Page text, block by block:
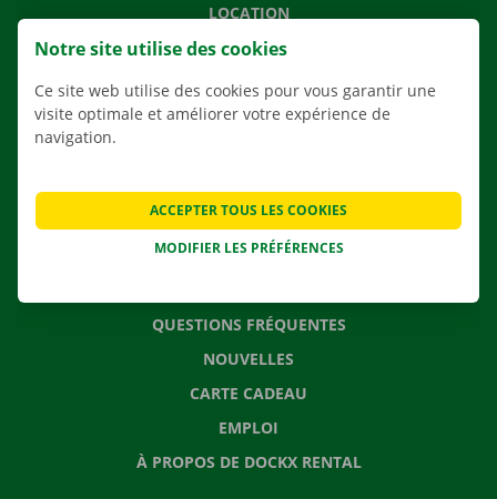
LOCATION
NOS VÉHICULES
NOS SERVICES
AGENCES
QUESTIONS FRÉQUENTES
NOUVELLES
CARTE CADEAU
EMPLOI
À PROPOS DE DOCKX RENTAL
Notre site utilise des cookies
Ce site web utilise des cookies pour vous garantir une
visite optimale et améliorer votre expérience de
navigation.
MODIFIER LES PRÉFÉRENCES
ACCEPTER TOUS LES COOKIES